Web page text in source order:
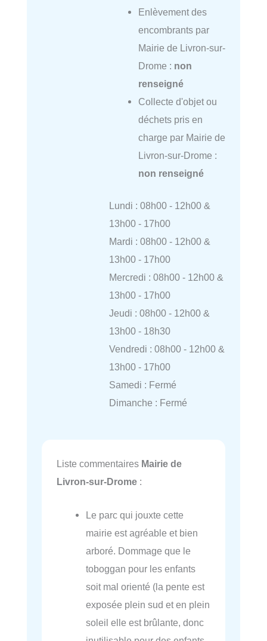
Enlèvement des
encombrants par
Mairie de Livron-sur-
Drome : non
renseigné
Collecte d'objet ou
déchets pris en
charge par Mairie de
Livron-sur-Drome :
non renseigné
Lundi : 08h00 - 12h00 &
13h00 - 17h00
Mardi : 08h00 - 12h00 &
13h00 - 17h00
Mercredi : 08h00 - 12h00 &
13h00 - 17h00
Jeudi : 08h00 - 12h00 &
13h00 - 18h30
Vendredi : 08h00 - 12h00 &
13h00 - 17h00
Samedi : Fermé
Dimanche : Fermé
Liste commentaires Mairie de
Livron-sur-Drome :
Le parc qui jouxte cette
mairie est agréable et bien
arboré. Dommage que le
toboggan pour les enfants
soit mal orienté (la pente est
exposée plein sud et en plein
soleil elle est brûlante, donc